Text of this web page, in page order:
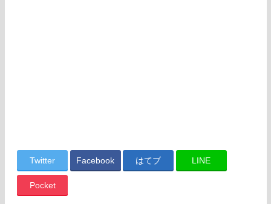
Twitter Facebook はてブ LINE
Pocket